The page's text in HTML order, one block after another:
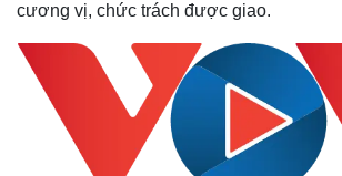
cương vị, chức trách được giao.